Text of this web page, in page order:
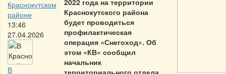
Краснокутском
районе
13:46
27.04.2026
В
2022 года на территории
Краснокутского района
будет проводиться
профилактическая
операция «Снегоход». Об
этом «КВ» сообщил
начальник